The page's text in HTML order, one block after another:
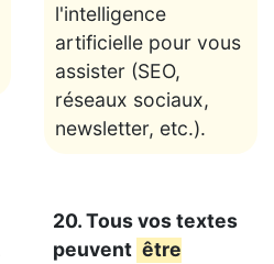
l'intelligence
artificielle pour vous
assister (SEO,
réseaux sociaux,
newsletter, etc.).
20. Tous vos textes
peuvent être